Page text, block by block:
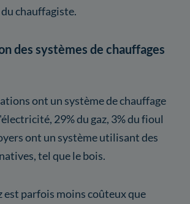
chauffagiste.
des systèmes de chauffages
ont un système de chauffage
29% du gaz, 3% du fioul
ont un système utilisant des
tel que le bois.
est parfois moins coûteux que